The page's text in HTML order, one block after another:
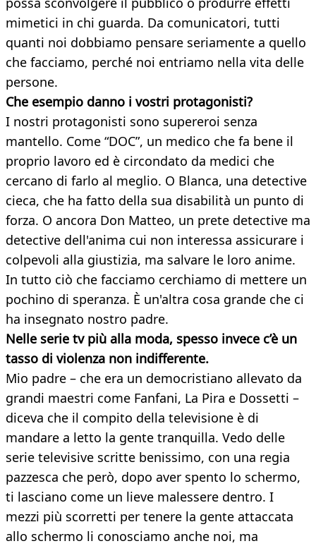
mimetici in chi guarda. Da comunicatori, tutti
quanti noi dobbiamo pensare seriamente a quello
che facciamo, perché noi entriamo nella vita delle
persone.
Che esempio danno i vostri protagonisti?
I nostri protagonisti sono supereroi senza
mantello. Come “DOC”, un medico che fa bene il
proprio lavoro ed è circondato da medici che
cercano di farlo al meglio. O Blanca, una detective
cieca, che ha fatto della sua disabilità un punto di
forza. O ancora Don Matteo, un prete detective ma
detective dell'anima cui non interessa assicurare i
colpevoli alla giustizia, ma salvare le loro anime.
In tutto ciò che facciamo cerchiamo di mettere un
pochino di speranza. È un'altra cosa grande che ci
ha insegnato nostro padre.
Nelle serie tv più alla moda, spesso invece c’è un
tasso di violenza non indifferente.
Mio padre – che era un democristiano allevato da
grandi maestri come Fanfani, La Pira e Dossetti –
diceva che il compito della televisione è di
mandare a letto la gente tranquilla. Vedo delle
serie televisive scritte benissimo, con una regia
pazzesca che però, dopo aver spento lo schermo,
ti lasciano come un lieve malessere dentro. I
mezzi più scorretti per tenere la gente attaccata
allo schermo li conosciamo anche noi, ma